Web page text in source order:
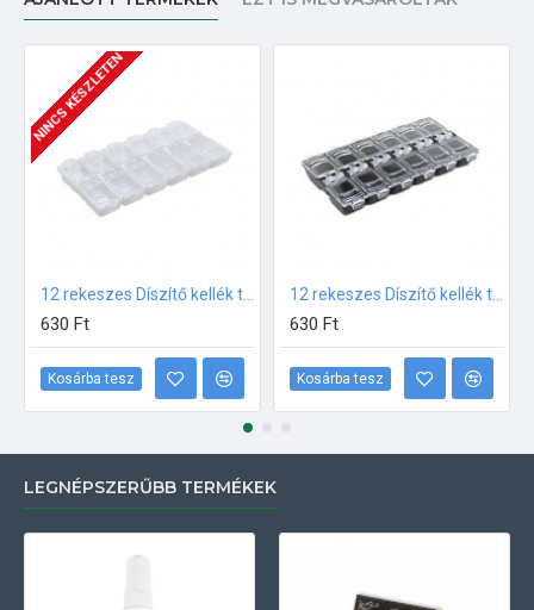
NINCS KÉSZLETEN
630 Ft
Kosárba tesz
630 Ft
Kosárba tesz
LEGNÉPSZERŰBB TERMÉKEK